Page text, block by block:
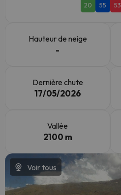
20 55 53
Hauteur de neige
-
Dernière chute
17/05/2026
Vallée
2100 m
Voir tous